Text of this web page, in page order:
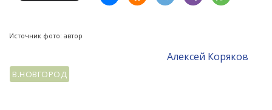
Источник фото: автор
Алексей Коряков
В.НОВГОРОД